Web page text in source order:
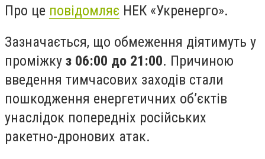
Про це повідомляє НЕК «Укренерго».
Зазначається, що обмеження діятимуть у
проміжку з 06:00 до 21:00. Причиною
введення тимчасових заходів стали
пошкодження енергетичних об’єктів
унаслідок попередніх російських
ракетно-дронових атак.